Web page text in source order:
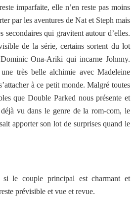
imparfaite, elle n’en reste pas moins
par les aventures de Nat et Steph mais
secondaires qui gravitent autour d’elles.
de la série, certains sortent du lot
Ona-Ariki qui incarne Johnny.
très belle alchimie avec Madeleine
à ce petit monde. Malgré toutes
que Double Parked nous présente et
vu dans le genre de la rom-com, le
apporter son lot de surprises quand le
le couple principal est charmant et
prévisible et vue et revue.